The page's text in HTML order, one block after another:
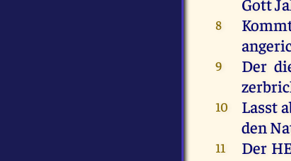
8
9 Der
10 Lasst
den
11 Der